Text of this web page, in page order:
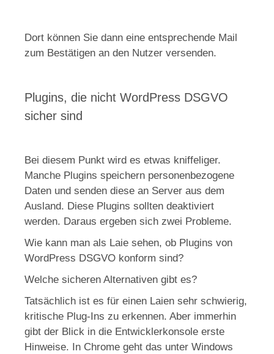
Dort können Sie dann eine entsprechende Mail
zum Bestätigen an den Nutzer versenden.
Plugins, die nicht WordPress DSGVO
sicher sind
Bei diesem Punkt wird es etwas kniffeliger.
Manche Plugins speichern personenbezogene
Daten und senden diese an Server aus dem
Ausland. Diese Plugins sollten deaktiviert
werden. Daraus ergeben sich zwei Probleme.
Wie kann man als Laie sehen, ob Plugins von
WordPress DSGVO konform sind?
Welche sicheren Alternativen gibt es?
Tatsächlich ist es für einen Laien sehr schwierig,
kritische Plug-Ins zu erkennen. Aber immerhin
gibt der Blick in die Entwicklerkonsole erste
Hinweise. In Chrome geht das unter Windows